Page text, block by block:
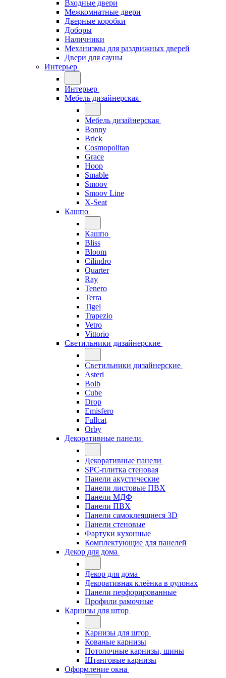
Входные двери
Межкомнатные двери
Дверные коробки
Доборы
Наличники
Механизмы для раздвижных дверей
Двери для сауны
Интерьер
Интерьер
Мебель дизайнерская
Мебель дизайнерская
Bonny
Brick
Cosmopolitan
Grace
Hoop
Smable
Smoov
Smoov Line
X-Seat
Кашпо
Кашпо
Bliss
Bloom
Cilindro
Quarter
Ray
Tenero
Terra
Tigel
Trapezio
Vetro
Vittorio
Светильники дизайнерские
Светильники дизайнерские
Asteri
Bolb
Cube
Drop
Emisfero
Fullcat
Orby
Декоративные панели
Декоративные панели
SPC-плитка стеновая
Панели акустические
Панели листовые ПВХ
Панели МДФ
Панели ПВХ
Панели самоклеящиеся 3D
Панели стеновые
Фартуки кухонные
Комплектующие для панелей
Декор для дома
Декор для дома
Декоративная клеёнка в рулонах
Панели перфорированные
Профили рамочные
Карнизы для штор
Карнизы для штор
Кованые карнизы
Потолочные карнизы, шины
Штанговые карнизы
Оформление окна